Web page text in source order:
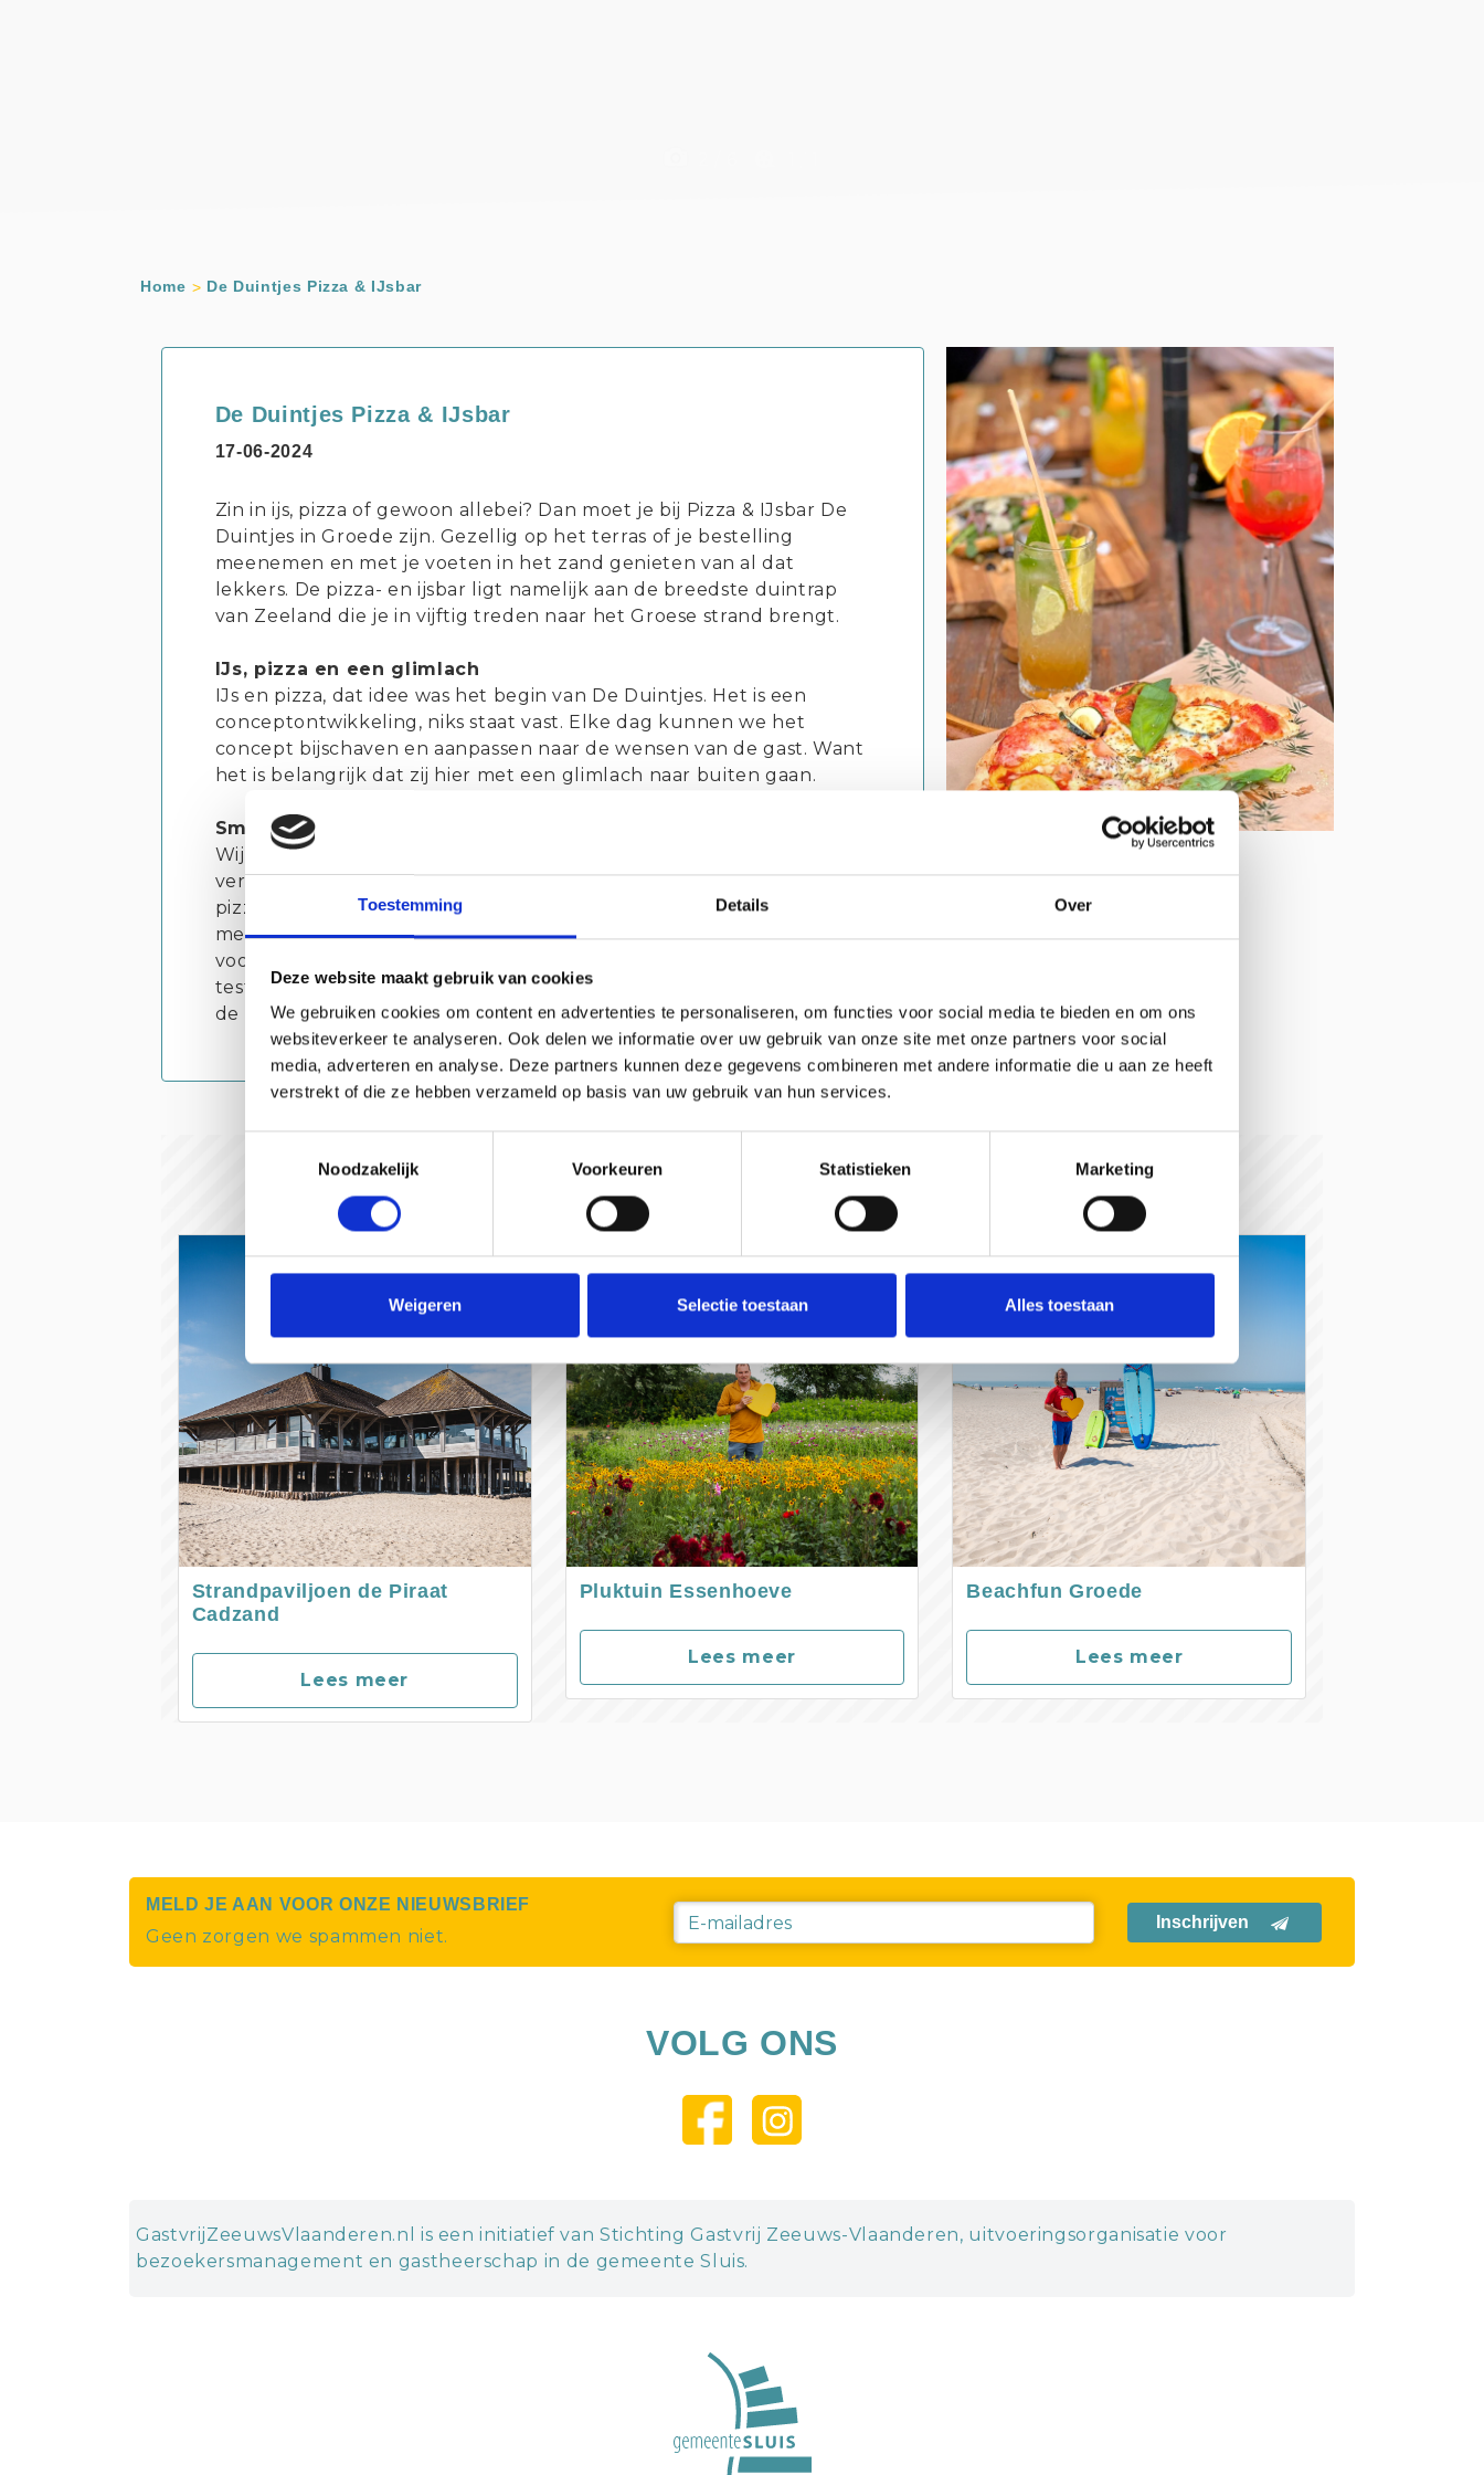
Toestemming Details Over
Deze website maakt gebruik van cookies
We gebruiken cookies om content en advertenties te personaliseren, om functies voor social media te bieden en om ons
websiteverkeer te analyseren. Ook delen we informatie over uw gebruik van onze site met onze partners voor social
media, adverteren en analyse. Deze partners kunnen deze gegevens combineren met andere informatie die u aan ze heeft
verstrekt of die ze hebben verzameld op basis van uw gebruik van hun services.
Noodzakelijk
Voorkeuren Statistieken Marketing
Weigeren Selectie toestaan Alles toestaan
Home De Duintjes Pizza & IJsbar
De Duintjes Pizza & IJsbar
17-06-2024
Zin in ijs, pizza of gewoon allebei? Dan moet je bij Pizza & IJsbar De
Duintjes in Groede zijn. Gezellig op het terras of je bestelling
meenemen en met je voeten in het zand genieten van al dat
lekkers. De pizza- en ijsbar ligt namelijk aan de breedste duintrap
van Zeeland die je in vijftig treden naar het Groese strand brengt.
IJs, pizza en een glimlach
IJs en pizza, dat idee was het begin van De Duintjes. Het is een
conceptontwikkeling, niks staat vast. Elke dag kunnen we het
concept bijschaven en aanpassen naar de wensen van de gast. Want
het is belangrijk dat zij hier met een glimlach naar buiten gaan.
Smaakvolle details
Wij houden ervan om de smaakpapillen van onze gasten te
verwennen. Dat zit 'm al in de kleinste dingen; onze hand gestrekte
pizza’s worden afgewerkt met lekkere oliën en veel kaas. De
menukaart is wisselend en seizoensgericht. Zo zijn we nu recepten
voor broodjes en ijscoupes met ijs van de Heerenhoeve aan het
testen als aanvulling op de huidige kaart. De Pizza Hot Chicken en
de Pittige Tante moet je zeker eens proberen!
Bezoek website
info@deduintjes.nl
Anderen bekeken ook:
Strandpaviljoen de Piraat
Cadzand
Lees meer
Pluktuin Essenhoeve
Lees meer
Beachfun Groede
Lees meer
MELD JE AAN VOOR ONZE NIEUWSBRIEF
Geen zorgen we spammen niet.
Inschrijven
VOLG ONS
GastvrijZeeuwsVlaanderen.nl is een initiatief van Stichting Gastvrij Zeeuws-Vlaanderen, uitvoeringsorganisatie voor
bezoekersmanagement en gastheerschap in de gemeente Sluis.